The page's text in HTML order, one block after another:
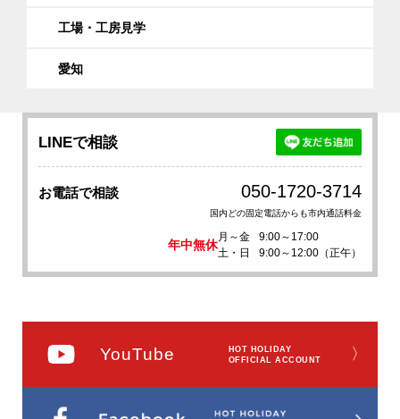
工場・工房見学
愛知
LINEで相談
お電話で相談 050-1720-3714
国内どの固定電話からも市内通話料金
年中無休
月～金
9:00～17:00
土・日
9:00～12:00（正午）
YouTube
HOT HOLIDAY
OFFICIAL ACCOUNT
〉